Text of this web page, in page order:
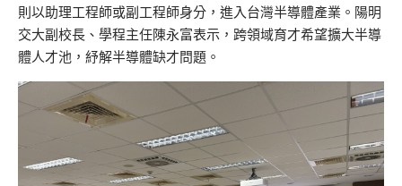
則以助理工程師或副工程師身分，進入台灣半導體產業。陽明
交大副校長、學程主任陳永富表示，跨領域育才希望擴大半導
體人才池，紓解半導體缺才問題。